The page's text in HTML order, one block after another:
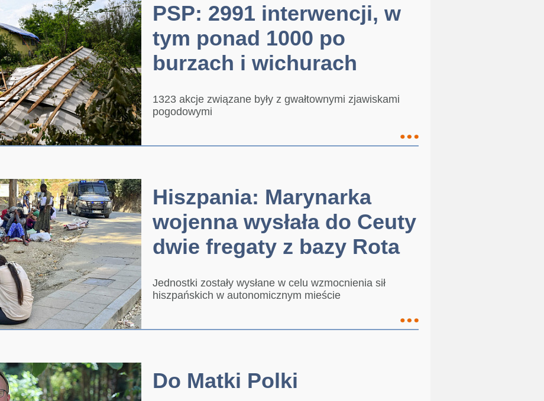
PSP: 2991 interwencji, w
tym ponad 1000 po
burzach i wichurach
1323 akcje związane były z gwałtownymi zjawiskami
pogodowymi
Hiszpania: Marynarka
wojenna wysłała do Ceuty
dwie fregaty z bazy Rota
Jednostki zostały wysłane w celu wzmocnienia sił
hiszpańskich w autonomicznym mieście
Do Matki Polki